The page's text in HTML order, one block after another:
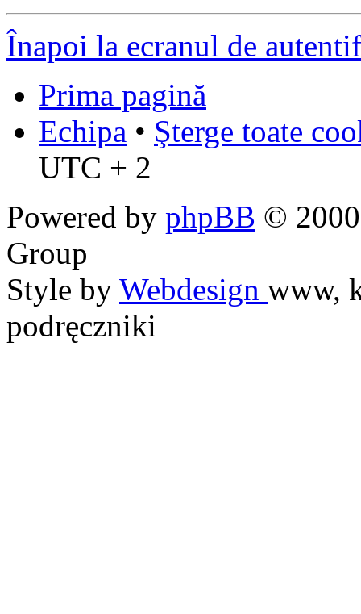
Înapoi la ecranul de
Prima pagină
Echipa • Şterge toate
UTC + 2
Powered by phpBB ©
Group
Style by Webdesign www,
podręczniki